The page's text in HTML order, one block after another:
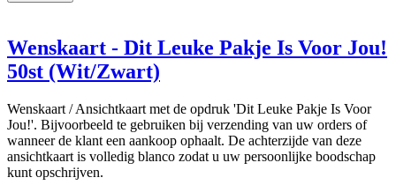
Wenskaart - Dit Leuke Pakje Is Voor Jou!
50st (Wit/Zwart)
Wenskaart / Ansichtkaart met de opdruk 'Dit Leuke Pakje Is Voor
Jou!'. Bijvoorbeeld te gebruiken bij verzending van uw orders of
wanneer de klant een aankoop ophaalt. De achterzijde van deze
ansichtkaart is volledig blanco zodat u uw persoonlijke boodschap
kunt opschrijven.